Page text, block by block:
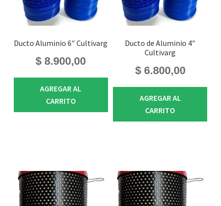
Ducto Aluminio 6″ Cultivarg
$ 8.900,00
AGREGAR AL
CARRITO
Ducto de Aluminio 4″
Cultivarg
$6.800,00
AGREGAR AL
CARRITO